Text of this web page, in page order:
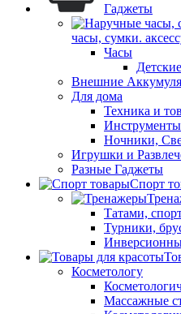
Гаджеты
часы, сумки.
Часы
Внешние
Для дома
Техника и
Инструменты
Ночники,
Игрушки и
Разные Гаджеты
Спорт
Татами,
Турники,
Косметологу
Массажные